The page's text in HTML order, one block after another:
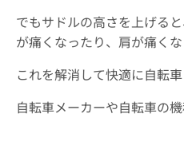
でもサドルの高さを上げる
が痛くなったり、肩が痛く
これを解消して快適に自転
自転車メーカーや自転車の